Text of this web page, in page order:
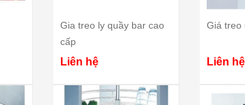
Gia treo ly quầy bar cao
cấp
Liên hệ
Giá treo
Liên hệ